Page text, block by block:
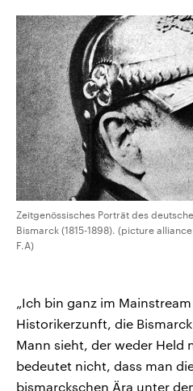
Zeitgenössisches Porträt des
Bismarck (1815-1898). (picture
F.A)
„Ich bin ganz im
Historikerzunft, die
Mann sieht, der weder Held
bedeutet nicht, dass man
bismarckschen Ära unter